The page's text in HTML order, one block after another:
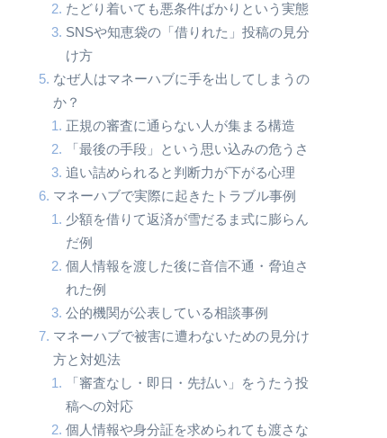
たどり着いても悪条件ばかりという実態
SNSや知恵袋の「借りれた」投稿の見分
け方
なぜ人はマネーハブに手を出してしまうの
か？
正規の審査に通らない人が集まる構造
「最後の手段」という思い込みの危うさ
追い詰められると判断力が下がる心理
マネーハブで実際に起きたトラブル事例
少額を借りて返済が雪だるま式に膨らん
だ例
個人情報を渡した後に音信不通・脅迫さ
れた例
公的機関が公表している相談事例
マネーハブで被害に遭わないための見分け
方と対処法
「審査なし・即日・先払い」をうたう投
稿への対応
個人情報や身分証を求められても渡さな